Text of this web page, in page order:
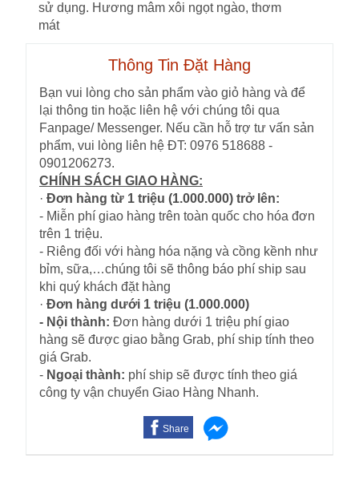
sử dụng. Hương mâm xôi ngọt ngào, thơm
mát
Thông Tin Đặt Hàng
Bạn vui lòng cho sản phẩm vào giỏ hàng và để
lại thông tin hoặc liên hệ với chúng tôi qua
Fanpage/ Messenger. Nếu cần hỗ trợ tư vấn sản
phẩm, vui lòng liên hệ ĐT: 0976 518688 -
0901206273.
CHÍNH SÁCH GIAO HÀNG:
· Đơn hàng từ 1 triệu (1.000.000) trở lên:
- Miễn phí giao hàng trên toàn quốc cho hóa đơn
trên 1 triệu.
- Riêng đối với hàng hóa nặng và cồng kềnh như
bỉm, sữa,…chúng tôi sẽ thông báo phí ship sau
khi quý khách đặt hàng
· Đơn hàng dưới 1 triệu (1.000.000)
- Nội thành: Đơn hàng dưới 1 triệu phí giao
hàng sẽ được giao bằng Grab, phí ship tính theo
giá Grab.
- Ngoại thành: phí ship sẽ được tính theo giá
công ty vận chuyển Giao Hàng Nhanh.
Share